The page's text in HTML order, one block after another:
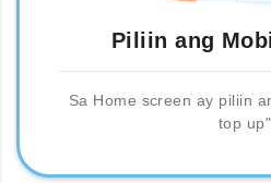
Piliin ang
Sa Home screen ay piliin
top up"